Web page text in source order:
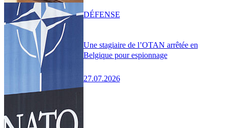
Une stagiaire de l’OTAN arrêtée en
Belgique pour espionnage
27.07.2026
DÉFENSE